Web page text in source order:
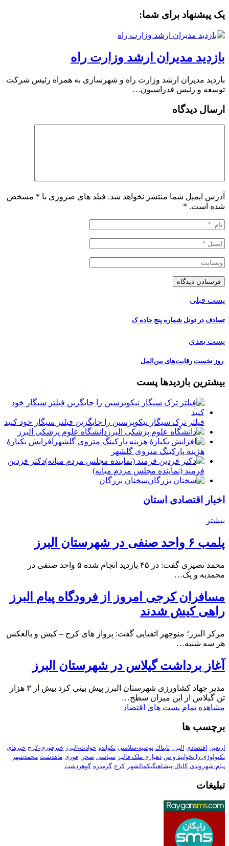
یک پیشنهاد برای شما:
بازدید مدیران ارشد وزارت راه
بازدید مدیران ارشد وزارت راه و شهرسازی به همراه رئیس شرکت
توسعه و رئیس فدراسیون…
ارسال دیدگاه
آدرس ایمیل شما منتشر نخواهد شد. فیلد های ضروری با * مشخص
شده است. *
پست قبلی
تصادف در تونل شماره پنج جاده ک
پست بعدی
️ روز نخست رقابت‌های بین‌المل
بیشترین بازدیدها پست
فیلتر ترک سیگار نیکوپرسین را جایگزین فیلتر سیگار خود کنید
دانشگاه علوم پزشکی البرز
افزایش یکبارۀ
هزینه پارکینگ متروی گلشهر
دكتر فردين
فرمند (نماينده مجلس مردم میانه)
سخنان بزرگان
اخبار اقتصادی استان
بیشتر
پلمب ۶ واحد صنفی در شهرستان البرز
محمد نصیری گفت: در ۴۵ بازدید انجام شده ۵ واحد صنفی در
محمدیه و یک…
مسافران کرجی امروز از فرودگاه پیام البرز
راهی کیش شدند
مرکز البرز؛ منوچهر اتقیایی گفت: پرواز های کرج – کیش و بالعکس
هر سه شنبه…
آغاز برداشت گیلاس در شهرستان البرز
مدیر جهاد کشاورزی شهرستان البرز پیش بینی کرد بیش از ۳ هزار
تن گیلاس از این میزان سطح…
مشاهده تمام پست های اقتصاد
برچسب ها
اربعین اقتصادی البرز تابناك توصیه-سلامتی تکواندو حوادث-البرز خبرفوری-کرج خبرهای
تکنولوڑی را بخوانید و ش دهیاری ملک فالیز سیاسی صحن فوری ماهدشت محمدشهر
پیام-شهروندی کانال-پیشاهنگیکمالشهر کرج گرمدره گوهردشت
تبلیغات